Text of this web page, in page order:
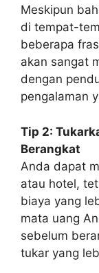
Meskipun
di tempat-
beberapa
akan sangat
dengan
pengalaman
Tip 2:
Berangkat
Anda dapat
atau hotel,
biaya yang
mata uang
sebelum
tukar yang